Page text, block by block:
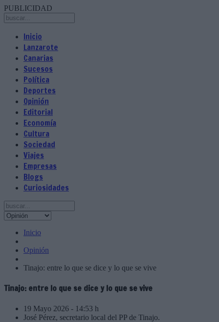
PUBLICIDAD
Inicio
Lanzarote
Canarias
Sucesos
Política
Deportes
Opinión
Editorial
Economía
Cultura
Sociedad
Viajes
Empresas
Blogs
Curiosidades
Inicio
Opinión
Tinajo: entre lo que se dice y lo que se vive
Tinajo: entre lo que se dice y lo que se vive
19 Mayo 2026 - 14:53 h
José Pérez, secretario local del PP de Tinajo.